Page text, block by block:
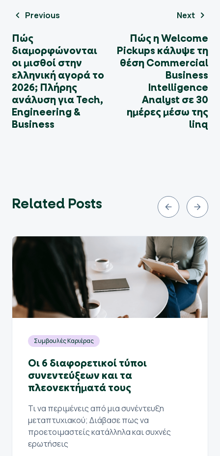
Previous
Πώς
διαμορφώνονται
οι μισθοί στην
ελληνική αγορά το
2026; Πλήρης
ανάλυση για Tech,
Engineering &
Business
Next
Πώς η Welcome
Pickups κάλυψε τη
θέση Commercial
Business
Intelligence
Analyst σε 30
ημέρες μέσω της
linq
Related Posts
Συμβουλές Καριέρας
Οι 6 διαφορετικοί τύποι
συνεντεύξεων και τα
πλεονεκτήματά τους
Τι να περιμένεις από μια συνέντευξη
μεταπτυχιακού; Διάβασε πως να
προετοιμαστείς κατάλληλα και συχνές
ερωτήσεις